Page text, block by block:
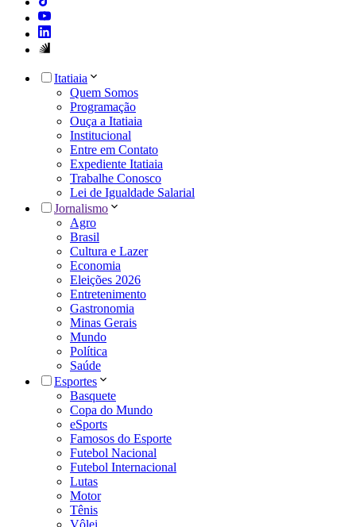
Itatiaia
Quem Somos
Programação
Ouça a Itatiaia
Institucional
Entre em Contato
Expediente Itatiaia
Trabalhe Conosco
Lei de Igualdade Salarial
Jornalismo
Agro
Brasil
Cultura e Lazer
Economia
Eleições 2026
Entretenimento
Gastronomia
Minas Gerais
Mundo
Política
Saúde
Esportes
Basquete
Copa do Mundo
eSports
Famosos do Esporte
Futebol Nacional
Futebol Internacional
Lutas
Motor
Tênis